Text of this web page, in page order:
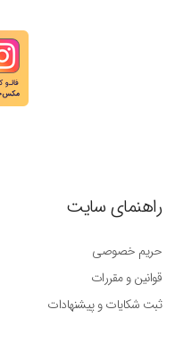
راهنمای سایت
حریم خصوصی
قوانین و مقررات
ثبت شکایات و پیشنهادات